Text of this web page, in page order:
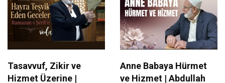
Tasavvuf, Zikir ve
Hizmet Üzerine |
Anne Babaya Hürmet
ve Hizmet | Abdullah